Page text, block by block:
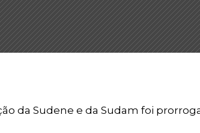
da Sudene e da Sudam foi